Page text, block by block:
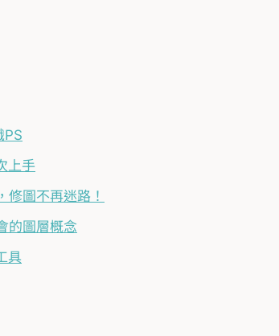
PS
上手
圖不再迷路！
的圖層概念
具